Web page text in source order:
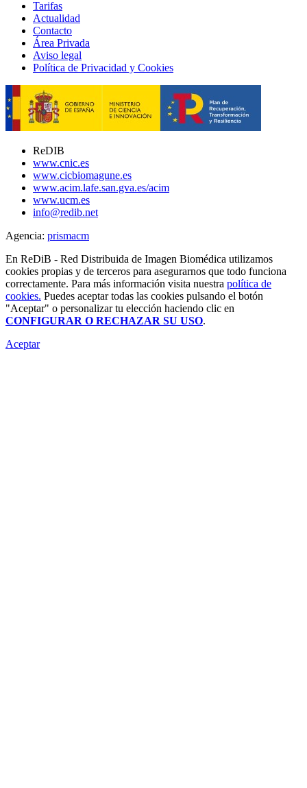
Tarifas
Actualidad
Contacto
Área Privada
Aviso legal
Política de Privacidad y Cookies
ReDIB
www.cnic.es
www.cicbiomagune.es
www.acim.lafe.san.gva.es/acim
www.ucm.es
info@redib.net
Agencia: prismacm
En ReDiB - Red Distribuida de Imagen Biomédica utilizamos
cookies propias y de terceros para asegurarnos que todo funciona
correctamente. Para más información visita nuestra política de
cookies. Puedes aceptar todas las cookies pulsando el botón
"Aceptar" o personalizar tu elección haciendo clic en
CONFIGURAR O RECHAZAR SU USO.
Aceptar